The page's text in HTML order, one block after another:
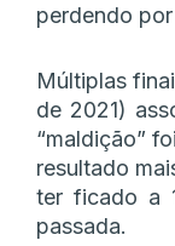
perdendo
Múltiplas
de 2021)
“maldição”
resultado
ter ficado a
passada.